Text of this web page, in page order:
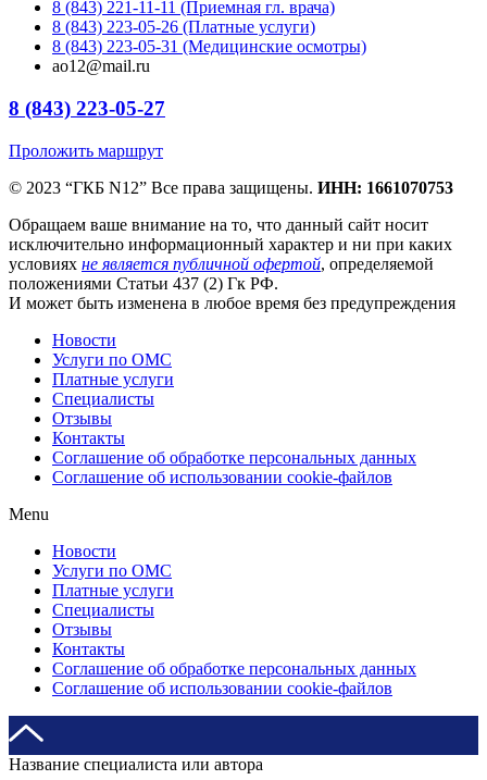
8 (843) 221-11-11 (Приемная гл. врача)
8 (843) 223-05-26 (Платные услуги)
8 (843) 223-05-31 (Медицинские осмотры)
ao12@mail.ru
8 (843) 223-05-27
Проложить маршрут
© 2023 “ГКБ N12” Все права защищены. ИНН: 1661070753
Обращаем ваше внимание на то, что данный сайт носит
исключительно информационный характер и ни при каких
условиях не является публичной офертой, определяемой
положениями Статьи 437 (2) Гк РФ.
И может быть изменена в любое время без предупреждения
Новости
Услуги по ОМС
Платные услуги
Специалисты
Отзывы
Контакты
Соглашение об обработке персональных данных
Соглашение об использовании cookie-файлов
Menu
Новости
Услуги по ОМС
Платные услуги
Специалисты
Отзывы
Контакты
Соглашение об обработке персональных данных
Соглашение об использовании cookie-файлов
Название специалиста или автора